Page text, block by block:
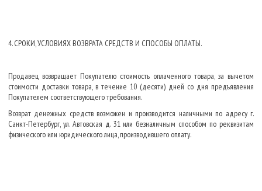
4. СРОКИ, УСЛОВИЯХ ВОЗВРАТА СРЕДСТВ И СПОСОБЫ ОПЛАТЫ.
Продавец возвращает Покупателю стоимость оплаченного товара, за вычетом
стоимости доставки товара, в течение 10 (десяти) дней со дня предъявления
Покупателем соответствующего требования.
Возврат денежных средств возможен и производится наличными по адресу г.
Санкт-Петербург, ул. Автовская д. 31 или безналичным способом по реквизитам
физического или юридического лица, производившего оплату.